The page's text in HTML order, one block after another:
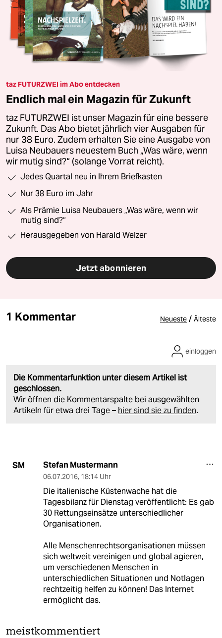
taz FUTURZWEI im Abo entdecken
Endlich mal ein Magazin für Zukunft
taz FUTURZWEI ist unser Magazin für eine bessere
Zukunft. Das Abo bietet jährlich vier Ausgaben für
nur 38 Euro. Zudem erhalten Sie eine Ausgabe von
Luisa Neubauers neuestem Buch „Was wäre, wenn
wir mutig sind?“ (solange Vorrat reicht).
Jedes Quartal neu in Ihrem Briefkasten
Nur 38 Euro im Jahr
Als Prämie Luisa Neubauers „Was wäre, wenn wir
mutig sind?“
Herausgegeben von Harald Welzer
Jetzt abonnieren
1 Kommentar Neueste / Älteste
Die Kommentarfunktion unter diesem Artikel ist
geschlossen.
Wir öffnen die Kommentarspalte bei ausgewählten
Artikeln für etwa drei Tage – hier sind sie zu finden.
einloggen
SM Stefan Mustermann
06.07.2016, 18:14 Uhr
Die italienische Küstenwache hat die
Tagesbilanz für Dienstag veröffentlicht: Es gab
30 Rettungseinsätze unterschiedlicher
Organisationen.
Alle Menschenrechtsorganisationen müssen
sich weltweit vereinigen und global agieren,
um verschiedenen Menschen in
unterschiedlichen Situationen und Notlagen
rechtzeitig helfen zu können! Das Internet
ermöglicht das.
meistkommentiert